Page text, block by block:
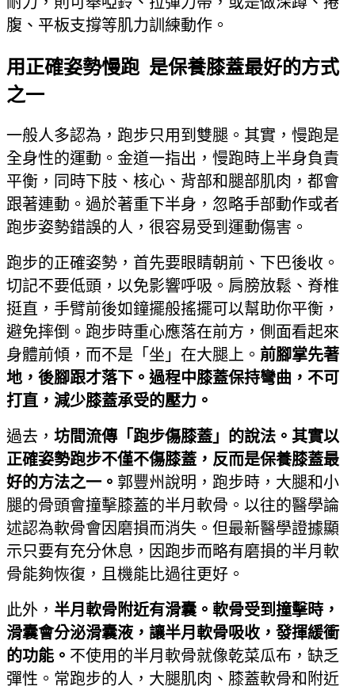
腹、平板支撐等肌力訓練動作。
用正確姿勢慢跑 是保養膝蓋最好的方式
之一
一般人多認為，跑步只用到雙腿。其實，慢跑是
全身性的運動。金道一指出，慢跑時上半身負責
平衡，同時下肢、核心、背部和腿部肌肉，都會
跟著連動。過於著重下半身，忽略手部動作或者
跑步姿勢錯誤的人，很容易受到運動傷害。
跑步的正確姿勢，首先要眼睛朝前、下巴後收。
切記不要低頭，以免影響呼吸。肩膀放鬆、脊椎
挺直，手臂前後如鐘擺般搖擺可以幫助你平衡，
避免摔倒。跑步時重心應落在前方，側面看起來
身體前傾，而不是「坐」在大腿上。 前腳掌先著
地，後腳跟才落下。過程中膝蓋保持彎曲，不可
打直，減少膝蓋承受的壓力。
過去， 坊間流傳「跑步傷膝蓋」的說法。其實以
正確姿勢跑步不僅不傷膝蓋，反而是保養膝蓋最
好的方法之一。 郭豐州說明，跑步時，大腿和小
腿的骨頭會撞擊膝蓋的半月軟骨。以往的醫學論
述認為軟骨會因磨損而消失。但最新醫學證據顯
示只要有充分休息，因跑步而略有磨損的半月軟
骨能夠恢復，且機能比過往更好。
此外， 半月軟骨附近有滑囊。軟骨受到撞擊時，
滑囊會分泌滑囊液，讓半月軟骨吸收，發揮緩衝
的功能。 不使用的半月軟骨就像乾菜瓜布，缺乏
彈性。常跑步的人，大腿肌肉、膝蓋軟骨和附近